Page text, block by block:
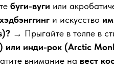
буги-вуги или
хэдбэнггинг и искусство
→ Прыгайте в толпе в
или инди-рок (Arctic
внимание на вест